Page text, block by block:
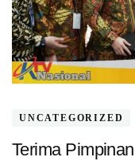
UNCATEGORIZED
Terima